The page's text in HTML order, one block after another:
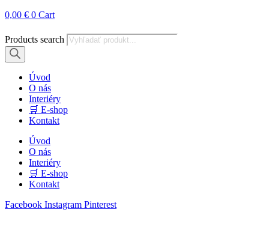
0,00 € 0 Cart
Products search
Úvod
O nás
Interiéry
🛒 E-shop
Kontakt
Úvod
O nás
Interiéry
🛒 E-shop
Kontakt
Facebook Instagram Pinterest